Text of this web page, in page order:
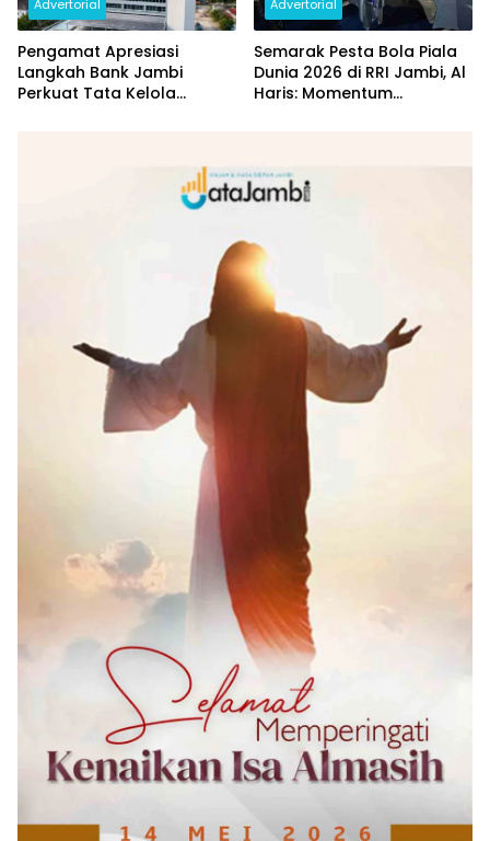
Advertorial
Pengamat Apresiasi
Langkah Bank Jambi
Perkuat Tata Kelola
Advertorial
Semarak Pesta Bola Piala
Dunia 2026 di RRI Jambi, Al
Haris: Momentum